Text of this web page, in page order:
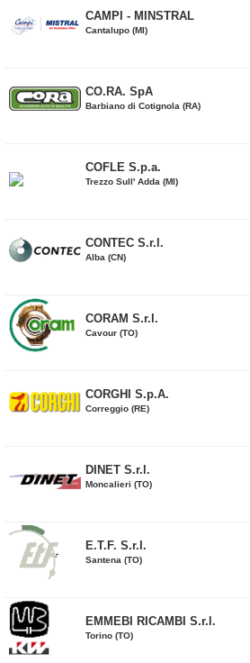
CAMPI - MINSTRAL
Cantalupo (MI)
CO.RA. SpA
Barbiano di Cotignola (RA)
COFLE S.p.a.
Trezzo Sull' Adda (MI)
CONTEC S.r.l.
Alba (CN)
CORAM S.r.l.
Cavour (TO)
CORGHI S.p.A.
Correggio (RE)
DINET S.r.l.
Moncalieri (TO)
E.T.F. S.r.l.
Santena (TO)
EMMEBI RICAMBI S.r.l.
Torino (TO)